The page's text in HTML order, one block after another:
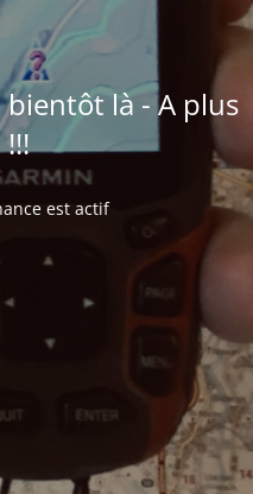
bientôt là - A plus
est actif